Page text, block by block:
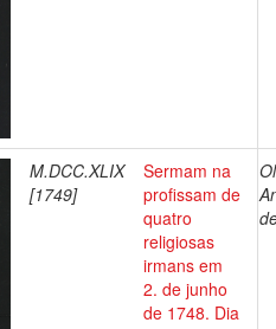
M.DCC.XLIX
[1749]
Sermam na
profissam de
quatro
religiosas
irmans em
2. de junho
de 1748. Dia